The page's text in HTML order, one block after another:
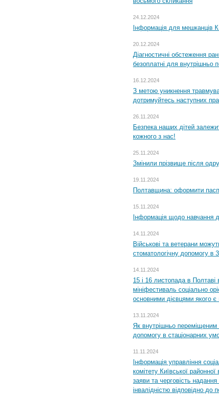
24.12.2024
Інформація для мешканців
20.12.2024
Діагностичні обстеження
безоплатні для внутрішньо
16.12.2024
З метою уникнення
дотримуйтесь наступних
26.11.2024
Безпека наших дітей
кожного з нас!
25.11.2024
Змінили прізвище після
19.11.2024
Полтавщина: оформити
15.11.2024
Інформація щодо навчання
14.11.2024
Військові та ветерани
стоматологічну допомогу в
14.11.2024
15 і 16 листопада в
мініфестиваль соціально
основними дієвцями якого є
13.11.2024
Як внутрішньо переміщеним
допомогу в стаціонарних
11.11.2024
Інформація управління
комітету Київської
заяви та черговість надання
інвалідністю відповідно